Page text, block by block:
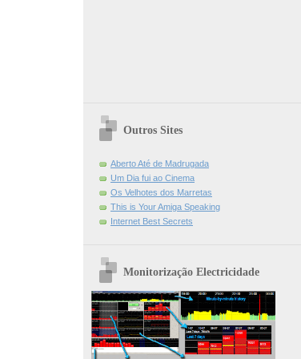
Outros Sites
Aberto Até de Madrugada
Um Dia fui ao Cinema
Os Velhotes dos Marretas
This is Your Amiga Speaking
Internet Best Secrets
Monitorização Electricidade